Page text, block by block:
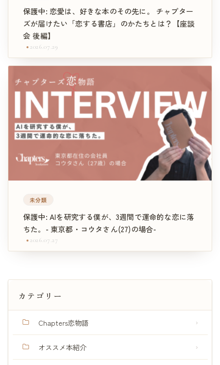
保護中: 恋愛は、好きな本のその先に。 チャプター
ズが届けたい「恋する書店」のかたちとは？【座談
会 後編】
2026.07.29
未分類
保護中: AIを研究する僕が、3週間で運命的な恋に落
ちた。- 東京都・コウタさん(27)の場合-
2026.07.27
カテゴリー
Chapters恋物語
オススメ本紹介